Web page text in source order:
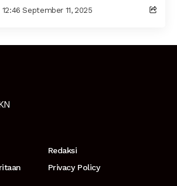
12:46 September 11, 2025
Redaksi
Privacy Policy